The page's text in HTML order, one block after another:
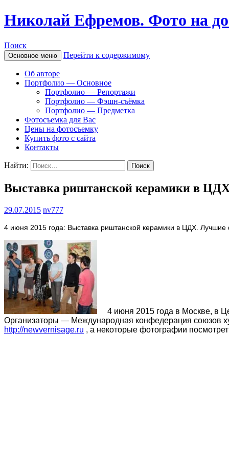
Николай Ефремов. Фото на
Поиск
Основное меню Перейти к содержимому
Об авторе
Портфолио — Основное
Портфолио — Репортажи
Портфолио — Фэшн-съёмка
Портфолио — Предметка
Фотосъемка для Вас
Цены на фотосъемку
Купить фото с сайта
Контакты
Найти:
Выставка риштанской керамики в
29.07.2015 nv777
4 июня 2015 года: Выставка риштанской керамики в ЦДХ. Лучшие
4 июня 2015 года в Москве, в
Организаторы — Международная конфедерация союзов
http://newvernisage.ru , а некоторые фотографии